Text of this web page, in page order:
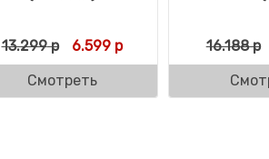
13.299р Первоначальная цена
6.599рТекущая цена: 6.599
Смотреть
16.188р